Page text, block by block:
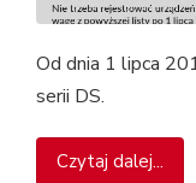
Od dnia 1 lipca
serii DS.
Czytaj dalej...